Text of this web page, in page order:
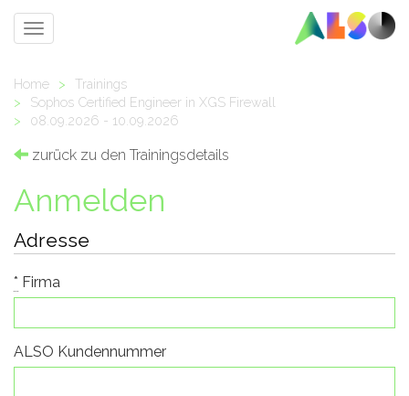
Toggle
Home >
Trainings
>
Sophos Certified Engineer in XGS Firewall
>
08.09.2026 - 10.09.2026
zurück zu den Trainingsdetails
Anmelden
Adresse
* Firma
ALSO Kundennummer